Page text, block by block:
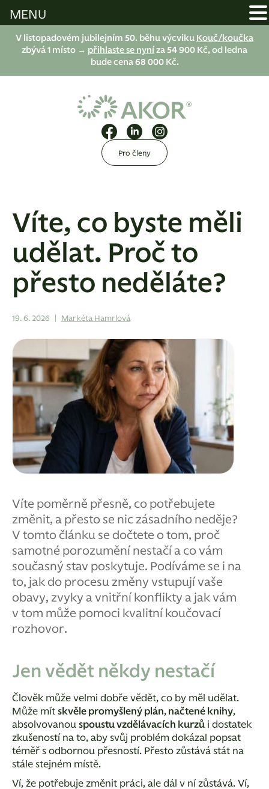
V listopadovém jubilejním 50. běhu výcviku Kouč/koučka
zbývá 1 místo → přihlaste se nyní za 54 900 Kč, od ledna
bude cena 68 000 Kč.
Pro členy
Víte, co byste měli
udělat. Proč to
přesto neděláte?
19. 6. 2026 Markéta Hamrlová
Víte poměrně přesně, co potřebujete
změnit, a přesto se nic zásadního neděje?
V tomto článku se dočtete o tom, proč
samotné porozumění nestačí a co vám
současný stav poskytuje. Podíváme se i na
to, jak do procesu změny vstupují vaše
obavy, zvyky a vnitřní konflikty a jak vám
v tom může pomoci kvalitní koučovací
rozhovor.
Jen vědět někdy nestačí
Člověk může velmi dobře vědět, co by měl udělat.
Může mít skvěle promyšlený plán, načtené knihy,
absolvovanou spoustu vzdělávacích kurzů i dostatek
zkušeností na to, aby svůj problém dokázal popsat
téměř s odbornou přesností. Přesto zůstává stát na
stále stejném místě.
Ví, že potřebuje změnit práci, ale dál v ní zůstává. Ví,
MENU